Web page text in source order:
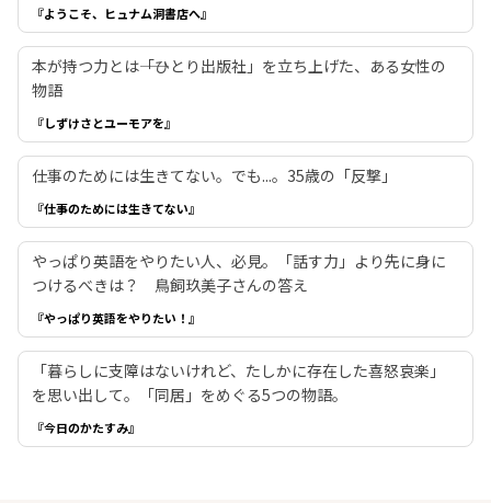
『ようこそ、ヒュナム洞書店へ』
本が持つ力とは――「ひとり出版社」を立ち上げた、ある女性の
物語
『しずけさとユーモアを』
仕事のためには生きてない。でも...。35歳の「反撃」
『仕事のためには生きてない』
やっぱり英語をやりたい人、必見。「話す力」より先に身に
つけるべきは？ 鳥飼玖美子さんの答え
『やっぱり英語をやりたい！』
「暮らしに支障はないけれど、たしかに存在した喜怒哀楽」
を思い出して。「同居」をめぐる5つの物語。
『今日のかたすみ』